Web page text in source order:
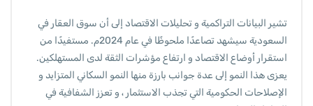
تشير البيانات التراكمية و تحليلات الاقتصاد إلى أن سوق العقار في
السعودية سيشهد تصاعدًا ملحوظًا في عام 2024م. مستفيدًا من
استقرار أوضاع الاقتصاد و ارتفاع مؤشرات الثقة لدى المستهلكين.
يعزى هذا النمو إلى عدة جوانب بارزة منها النمو السكاني المتزايد و
الإصلاحات الحكومية التي تجذب الاستثمار ، و تعزز الشفافية في